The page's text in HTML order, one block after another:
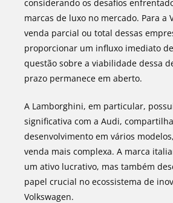
considerando os desafios
marcas de luxo no mercado. Para a
venda parcial ou total dessas
proporcionar um influxo imediato
questão sobre a viabilidade dessa
prazo permanece em aberto.
A Lamborghini, em particular,
significativa com a Audi,
desenvolvimento em vários
venda mais complexa. A marca
um ativo lucrativo, mas também
papel crucial no ecossistema de
Volkswagen.